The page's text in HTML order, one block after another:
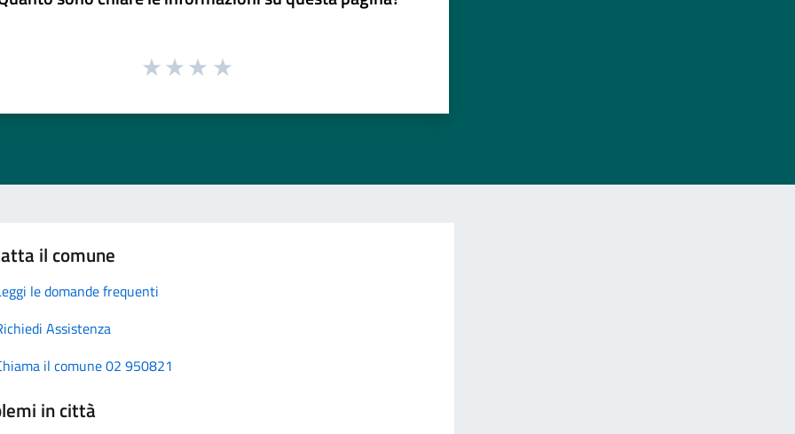
il comune
le domande frequenti
Assistenza
il comune 02 950821
in città